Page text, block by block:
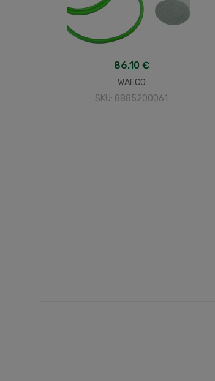
86.10 €
WAECO
SKU: 8885200061